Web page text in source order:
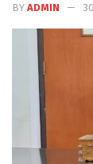
BY ADMIN